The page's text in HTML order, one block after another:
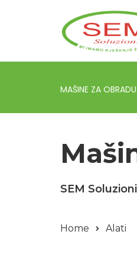
MAŠINE ZA
SEM Soluzioni
Home Alati